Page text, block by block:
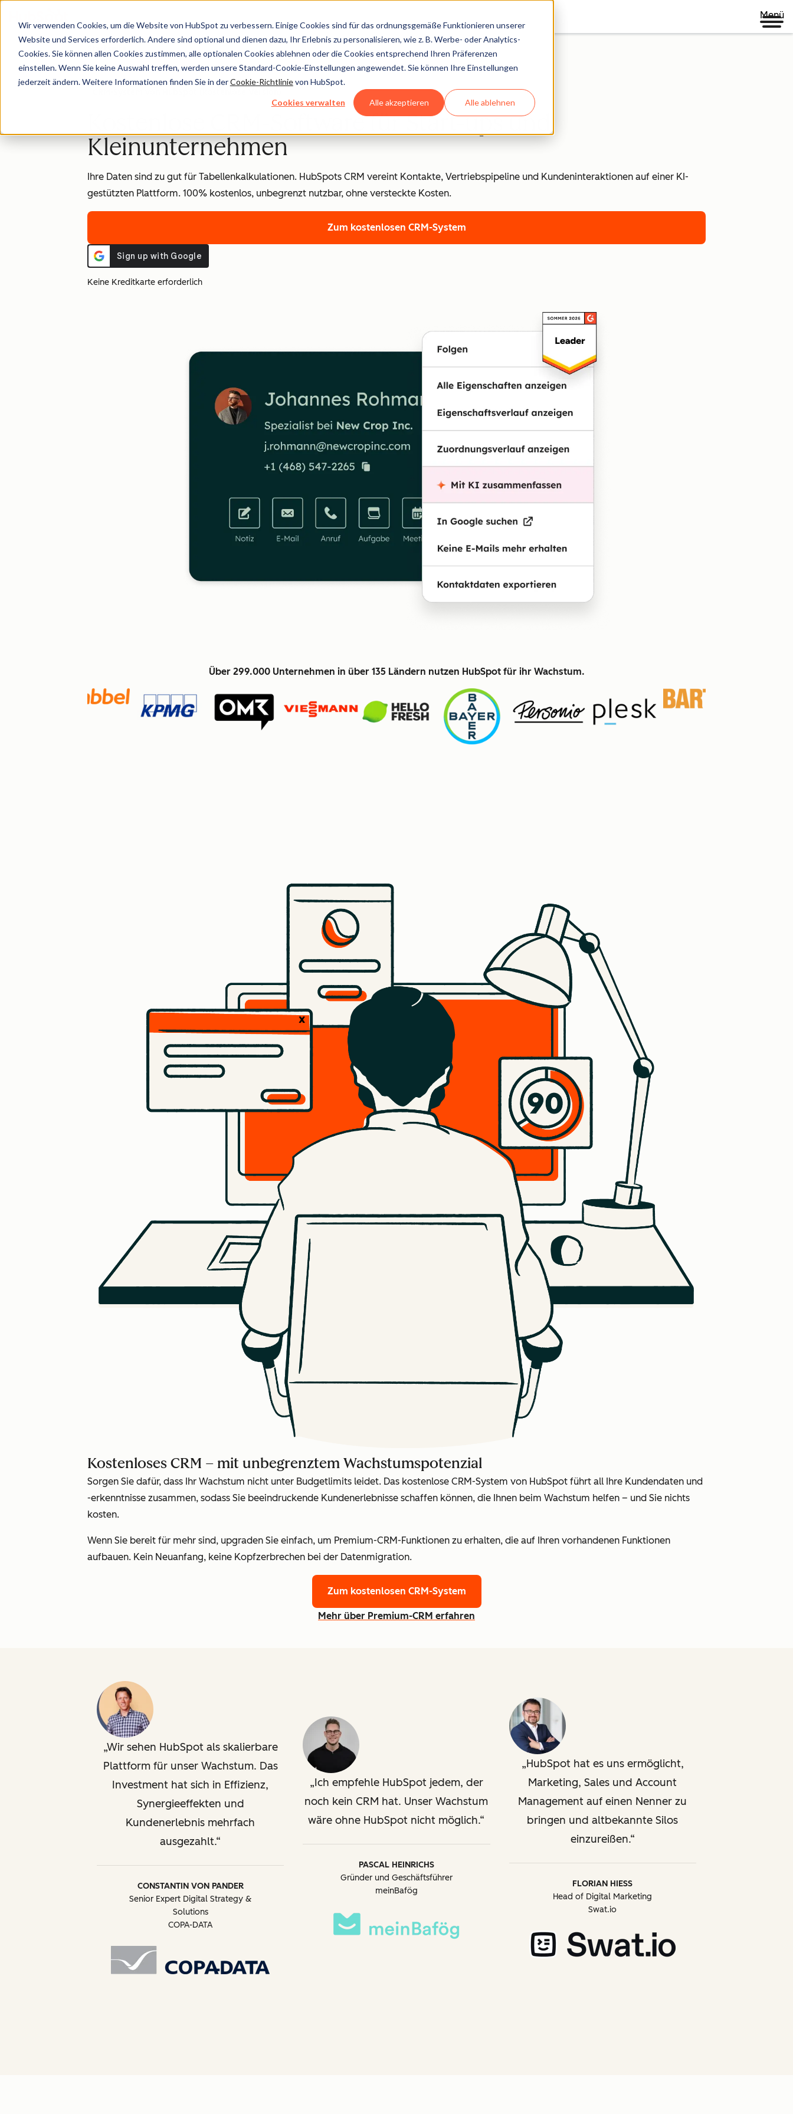
Wir verwenden Cookies, um die Website von HubSpot zu verbessern. Einige Cookies sind für das ordnungsgemäße Funktionieren unserer
Website und Services erforderlich. Andere sind optional und dienen dazu, Ihr Erlebnis zu personalisieren, wie z. B. Werbe- oder Analytics-
Cookies. Sie können allen Cookies zustimmen, alle optionalen Cookies ablehnen oder die Cookies entsprechend Ihren Präferenzen
einstellen. Wenn Sie keine Auswahl treffen, werden unsere Standard-Cookie-Einstellungen angewendet. Sie können Ihre Einstellungen
jederzeit ändern. Weitere Informationen finden Sie in derCookie-Richtlinievon HubSpot.
Cookies verwalten Alle akzeptieren Alle ablehnen
Menü
Startseite
Kostenlose CRM-Software für Start-ups und
Kleinunternehmen
Ihre Daten sind zu gut für Tabellenkalkulationen. HubSpots CRM vereint Kontakte, Vertriebspipeline und Kundeninteraktionen auf einer KI-
gestützten Plattform. 100% kostenlos, unbegrenzt nutzbar, ohne versteckte Kosten.
Zum kostenlosen CRM-System
Keine Kreditkarte erforderlich
Über 299.000 Unternehmen in über 135 Ländern nutzen HubSpot für ihr Wachstum.
Kostenloses CRM – mit unbegrenztem Wachstumspotenzial
Sorgen Sie dafür, dass Ihr Wachstum nicht unter Budgetlimits leidet. Das kostenlose CRM-System von HubSpot führt all Ihre Kundendaten und
-erkenntnisse zusammen, sodass Sie beeindruckende Kundenerlebnisse schaffen können, die Ihnen beim Wachstum helfen – und Sie nichts
kosten.
Wenn Sie bereit für mehr sind, upgraden Sie einfach, um Premium-CRM-Funktionen zu erhalten, die auf Ihren vorhandenen Funktionen
aufbauen. Kein Neuanfang, keine Kopfzerbrechen bei der Datenmigration.
Zum kostenlosen CRM-System
Mehr über Premium-CRM erfahren
Wir sehen HubSpot als skalierbare
Plattform für unser Wachstum. Das
Investment hat sich in Effizienz,
Synergieeffekten und
Kundenerlebnis mehrfach
ausgezahlt.
CONSTANTIN VON PANDER
Senior Expert Digital Strategy &
Solutions
COPA-DATA
Ich empfehle HubSpot jedem, der
noch kein CRM hat. Unser Wachstum
wäre ohne HubSpot nicht möglich.
PASCAL HEINRICHS
Gründer und Geschäftsführer
meinBafög
HubSpot hat es uns ermöglicht,
Marketing, Sales und Account
Management auf einen Nenner zu
bringen und altbekannte Silos
einzureißen.
FLORIAN HIESS
Head of Digital Marketing
Swat.io